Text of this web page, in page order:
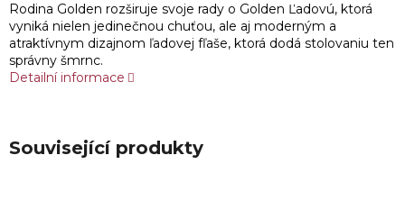
Rodina Golden rozširuje svoje rady o Golden Ľadovú, ktorá
vyniká nielen jedinečnou chuťou, ale aj moderným a
atraktívnym dizajnom ľadovej fľaše, ktorá dodá stolovaniu ten
správny šmrnc.
Detailní informace
Související produkty